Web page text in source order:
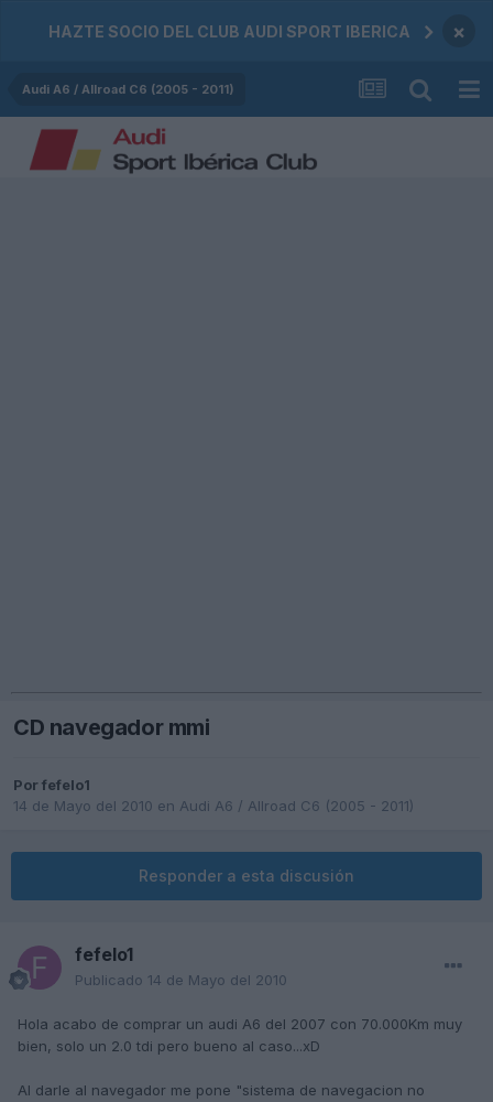
HAZTE SOCIO DEL CLUB AUDI SPORT IBERICA ×
Audi A6 / Allroad C6 (2005 - 2011)
CD navegador mmi
Porfefelo1
14 de Mayo del 2010 en Audi A6 / Allroad C6 (2005 - 2011)
Responder a esta discusión
fefelo1
Publicado 14 de Mayo del 2010
Hola acabo de comprar un audi A6 del 2007 con 70.000Km muy
bien, solo un 2.0 tdi pero bueno al caso...xD
Al darle al navegador me pone "sistema de navegacion no